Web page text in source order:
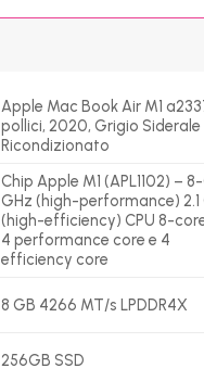
Apple Mac Book Air M1
pollici, 2020, Grigio Siderale
Ricondizionato
Chip Apple M1 (APL1102) –
GHz (high-performance) 2.1
(high-efficiency) CPU 8-
4 performance core e 4
efficiency core
8 GB 4266 MT/s LPDDR4X
256GB SSD